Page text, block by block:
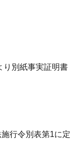
別紙事実証明書
行令別表第1に定